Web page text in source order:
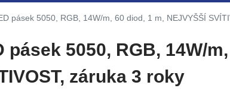
pásek 5050, RGB, 14W/m, 60 diod, 1 m, NEJVYŠŠÍ
pásek 5050, RGB, 14W/
záruka 3 roky